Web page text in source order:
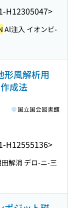
H12305047>
Al注入 イオンビ-
形風解析用
成法
H12555136>
国立国会図書館
解消 デロ-ニ-三